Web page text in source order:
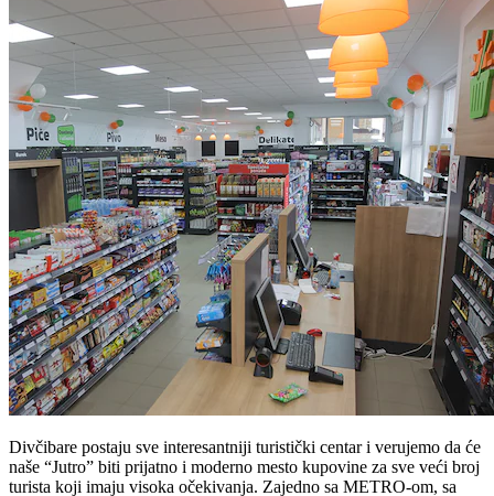
Divčibare postaju sve interesantniji turistički centar i verujemo da će
naše “Jutro” biti prijatno i moderno mesto kupovine za sve veći broj
turista koji imaju visoka očekivanja. Zajedno sa METRO-om, sa